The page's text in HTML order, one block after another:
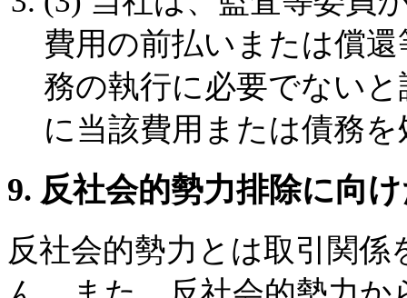
費用の前払いまたは償
務の執行に必要でない
に当該費用または債務
9. 反社会的勢力排除に向
反社会的勢力とは取引関